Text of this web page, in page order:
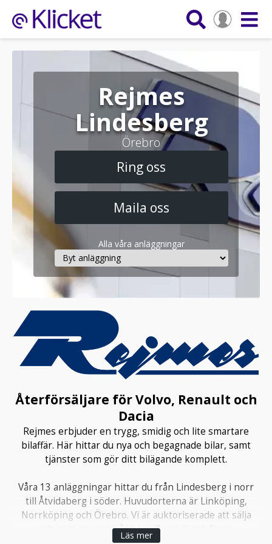
Rejmes
Lindesberg
Örebro
Ring oss
Maila oss
Alla våra anläggningar
Återförsäljare för Volvo, Renault och
Dacia
Rejmes erbjuder en trygg, smidig och lite smartare
bilaffär. Här hittar du nya och begagnade bilar, samt
tjänster som gör ditt bilägande komplett.
Våra 13 anläggningar hittar du från Lindesberg i norr
till Åtvidaberg i söder. Huvudorterna är Linköping,
Norrköping och Örebro. Vi är auktoriserade att sälja
och göra service på Volvo, Renault och Dacia.
Läs mer